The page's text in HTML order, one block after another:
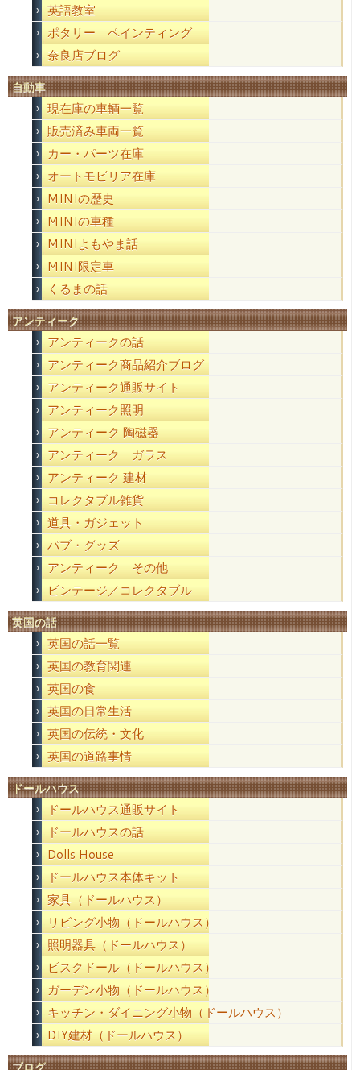
英語教室
ポタリー ペインティング
奈良店ブログ
自動車
現在庫の車輌一覧
販売済み車両一覧
カー・パーツ在庫
オートモビリア在庫
MINIの歴史
MINIの車種
MINIよもやま話
MINI限定車
くるまの話
アンティーク
アンティークの話
アンティーク商品紹介ブログ
アンティーク通販サイト
アンティーク照明
アンティーク 陶磁器
アンティーク ガラス
アンティーク 建材
コレクタブル雑貨
道具・ガジェット
パブ・グッズ
アンティーク その他
ビンテージ／コレクタブル
英国の話
英国の話一覧
英国の教育関連
英国の食
英国の日常生活
英国の伝統・文化
英国の道路事情
ドールハウス
ドールハウス通販サイト
ドールハウスの話
Dolls House
ドールハウス本体キット
家具（ドールハウス）
リビング小物（ドールハウス）
照明器具（ドールハウス）
ビスクドール（ドールハウス）
ガーデン小物（ドールハウス）
キッチン・ダイニング小物（ドールハウス）
DIY建材（ドールハウス）
ブログ